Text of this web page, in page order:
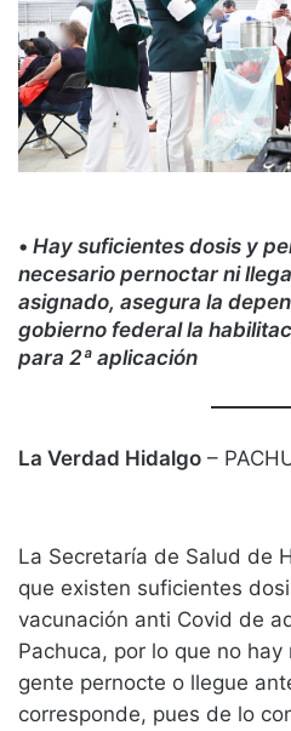
• Hay suficientes dosis y
necesario pernoctar ni
asignado, asegura la
gobierno federal la
para 2ª aplicación
La Verdad Hidalgo –
La Secretaría de Salud de
que existen suficientes
vacunación anti Covid de
Pachuca, por lo que no
gente pernocte o llegue
corresponde, pues de lo